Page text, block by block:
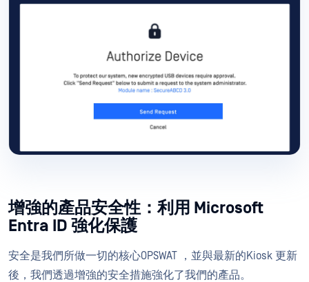
增強的產品安全性：利用 Microsoft
Entra ID 強化保護
安全是我們所做一切的核心OPSWAT ，並與最新的Kiosk 更新
後，我們透過增強的安全措施強化了我們的產品。